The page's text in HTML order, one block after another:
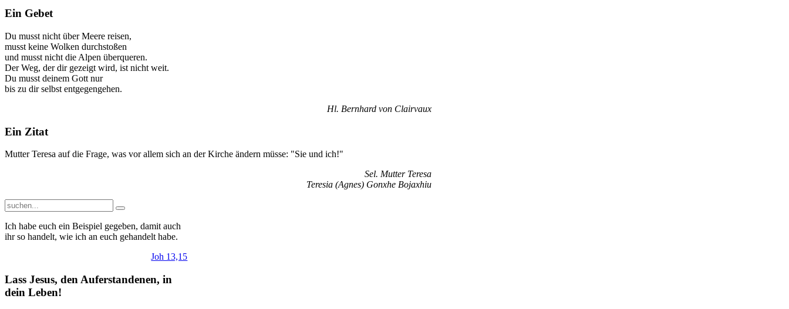
Ein Gebet
Du musst nicht über Meere reisen,
musst keine Wolken durchstoßen
und musst nicht die Alpen überqueren.
Der Weg, der dir gezeigt wird, ist nicht weit.
Du musst deinem Gott nur
bis zu dir selbst entgegengehen.
Hl. Bernhard von Clairvaux
Ein Zitat
Mutter Teresa auf die Frage, was vor allem sich an der Kirche ändern müsse: "Sie und ich!"
Sel. Mutter Teresa
Teresia (Agnes) Gonxhe Bojaxhiu
Ich habe euch ein Beispiel gegeben, damit auch
ihr so handelt, wie ich an euch gehandelt habe.
Joh 13,15
Lass Jesus, den Auferstandenen, in
dein Leben!